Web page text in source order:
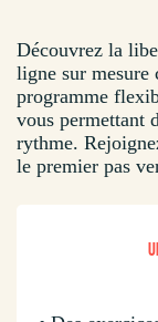
Découvrez la
ligne sur mesure
programme
vous permettant
rythme.
le premier pas